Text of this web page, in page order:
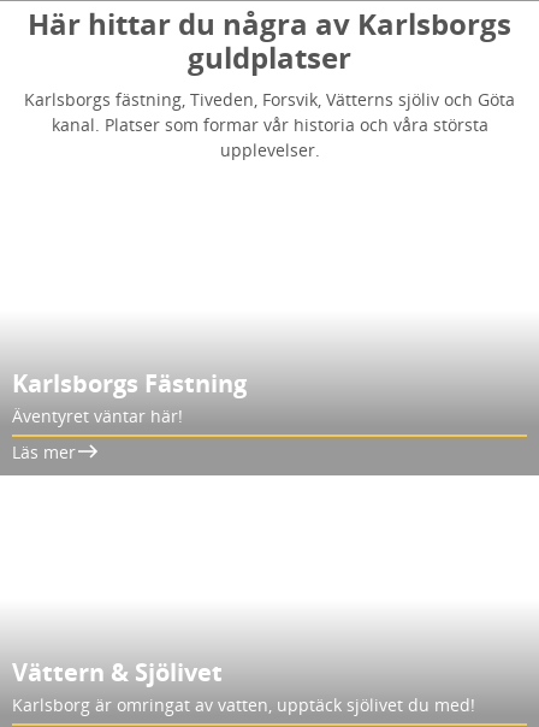
Här hittar du några av Karlsborgs
guldplatser
Karlsborgs fästning, Tiveden, Forsvik, Vätterns sjöliv och Göta
kanal. Platser som formar vår historia och våra största
upplevelser.
Karlsborgs Fästning
Äventyret väntar här!
Läs mer
Vättern & Sjölivet
Karlsborg är omringat av vatten, upptäck sjölivet du med!